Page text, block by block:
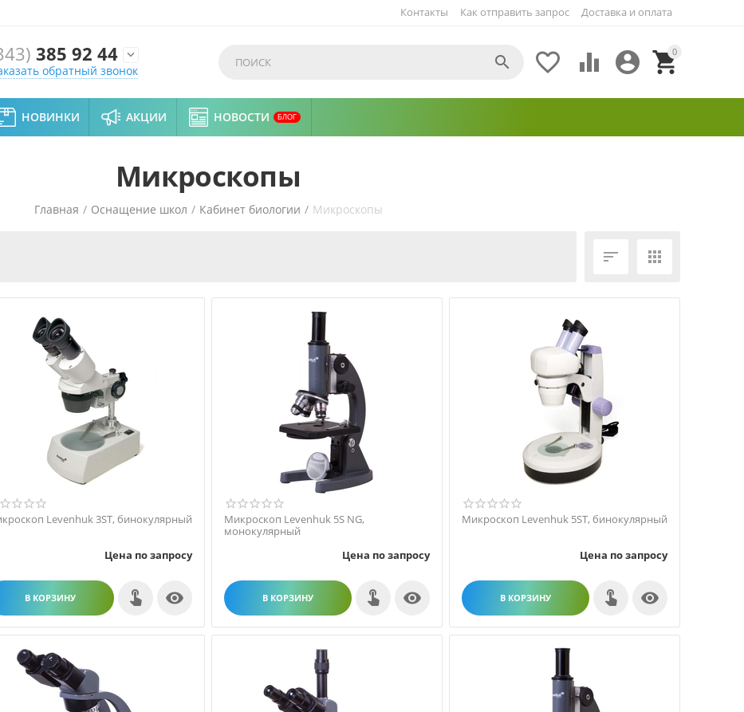
Как отправить запрос Доставка и оплата
Контакты
385 92 44 
обратный звонок
0


 

НОВИНКИ АКЦИИ НОВОСТИ БЛОГ
Микроскопы
Главная / Оснащение школ / Кабинет биологии / Микроскопы
 
Levenhuk 3ST, бинокулярный
Цена по запросу
В КОРЗИНУ 
Микроскоп Levenhuk 5S NG,
монокулярный
Цена по запросу
В КОРЗИНУ 
Микроскоп Levenhuk 5ST, бинокулярный
Цена по запросу
В КОРЗИНУ 